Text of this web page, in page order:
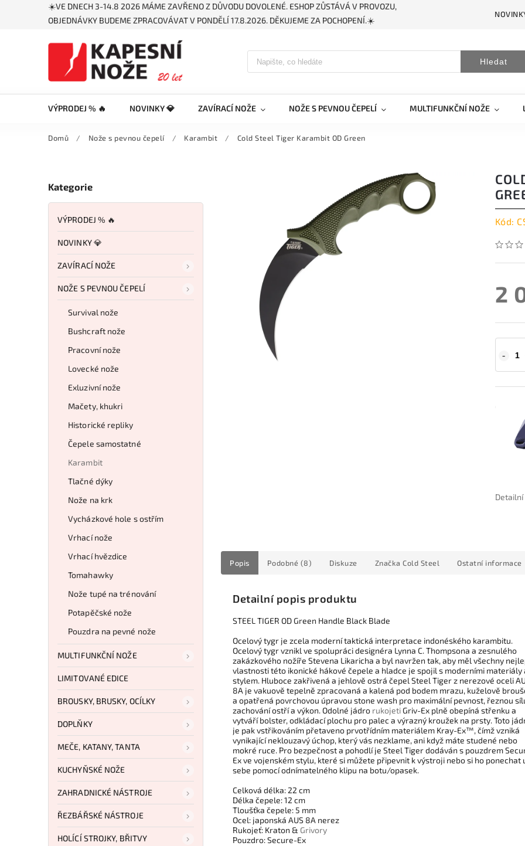
☀️VE DNECH 3-14.8 2026 MÁME ZAVŘENO Z DŮVODU DOVOLENÉ. ESHOP ZŮSTÁVÁ V PROVOZU,
OBJEDNÁVKY BUDEME ZPRACOVÁVAT V PONDĚLÍ 17.8.2026. DĚKUJEME ZA POCHOPENÍ.☀️
Hledat
VÝPRODEJ % 🔥 NOVINKY 💎 ZAVÍRACÍ NOŽE NOŽE S PEVNOU ČEPELÍ MULTIFUNKČNÍ NOŽE
Domů / Nože s pevnou čepelí / Karambit / Cold Steel Tiger Karambit OD Green
Kategorie
VÝPRODEJ % 🔥
NOVINKY 💎
ZAVÍRACÍ NOŽE
NOŽE S PEVNOU ČEPELÍ
Survival nože
Bushcraft nože
Pracovní nože
Lovecké nože
Exluzivní nože
Mačety, khukri
Historické repliky
Čepele samostatné
Karambit
Tlačné dýky
Nože na krk
Vycházkové hole s ostřím
Vrhací nože
Vrhací hvězdice
Tomahawky
Nože tupé na trénování
Potapěčské nože
Pouzdra na pevné nože
MULTIFUNKČNÍ NOŽE
LIMITOVANÉ EDICE
BROUSKY, BRUSKY, OCÍLKY
DOPLŇKY
MEČE, KATANY, TANTA
KUCHYŇSKÉ NOŽE
ZAHRADNICKÉ NÁSTROJE
ŘEZBÁŘSKÉ NÁSTROJE
HOLÍCÍ STROJKY, BŘITVY
Kód:
2
Popis Podobné (8) Diskuze Značka Cold Steel Ostatní informace
Detailní popis produktu
STEEL TIGER OD Green Handle Black Blade
Ocelový tygr je zcela moderní taktická interpretace indonéského karambitu.
Ocelový tygr vznikl ve spolupráci designéra Lynna C. Thompsona a zesnulého
zakázkového nožíře Stevena Likaricha a byl navržen tak, aby měl všechny
vlastnosti této ikonické hákové čepele a hladce je spojil s moderními materiály
stylem. Hluboce zakřivená a jehlově ostrá čepel Steel Tiger z nerezové oceli
8A je vakuově tepelně zpracovaná a kalená pod bodem mrazu, kuželově
a opatřená povrchovou úpravou stone wash pro maximální pevnost, řeznou
zachování ostří a výkon. Odolné jádro rukojetiGriv-Ex plně obepíná střenku a
vytváří bolster, odkládací plochu pro palec a výrazný kroužek na prsty. Toto
je pak vstřikováním přetaveno prvotřídním materiálem Kray-Ex™, čímž vzniká
vynikající neklouzavý úchop, který vás nezklame, ani když máte studené nebo
mokré ruce. Pro bezpečnost a pohodlí je Steel Tiger dodáván s pouzdrem
Ex ve vojenském stylu, které si můžete připevnit k výstroji nebo si ho ponechat
sebe pomocí odnímatelného klipu na botu/opasek.
Celková délka: 22 cm
Délka čepele: 12 cm
Tloušťka čepele: 5 mm
Ocel: japonská AUS 8A nerez
Rukojeť: Kraton & Grivory
Pouzdro: Secure-Ex